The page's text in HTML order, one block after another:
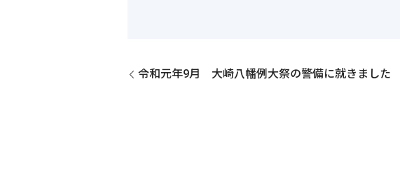
令和元年9月 大崎八幡例大祭の警備に就きました